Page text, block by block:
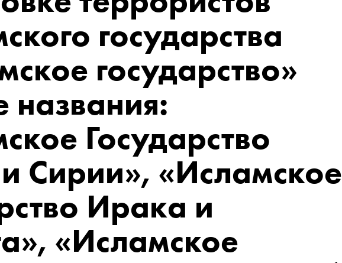
государства
государство»
названия:
Государство
Сирии», «Исламское
Ирака и
«Исламское